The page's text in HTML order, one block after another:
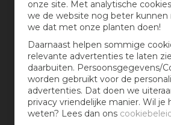
onze site. Met analytische
we de website nog beter kunnen
we dat met onze planten doen!
Daarnaast helpen sommige
relevante advertenties te laten
daarbuiten. Persoonsgegevens/
worden gebruikt voor de
advertenties. Dat doen we
privacy vriendelijke manier. Wil je
weten? Lees dan ons
Aan te bevelen?
Ja
Nee